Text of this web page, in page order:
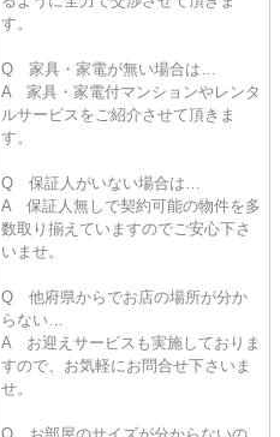
す。
Q 家具・家電が無い場合は…
A 家具・家電付マンションやレンタ
ルサービスをご紹介させて頂きま
す。
Q 保証人がいない場合は…
A 保証人無しで契約可能の物件を多
数取り揃えていますのでご安心下さ
いませ。
Q 他府県からでお店の場所が分か
らない…
A お迎えサービスも実施しておりま
すので、お気軽にお問合せ下さいま
せ。